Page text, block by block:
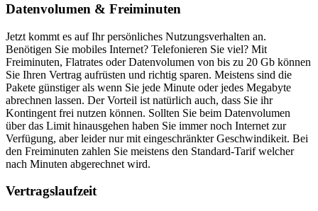
Datenvolumen & Freiminuten
Jetzt kommt es auf Ihr persönliches Nutzungsverhalten an.
Benötigen Sie mobiles Internet? Telefonieren Sie viel? Mit
Freiminuten, Flatrates oder Datenvolumen von bis zu 20 Gb können
Sie Ihren Vertrag aufrüsten und richtig sparen. Meistens sind die
Pakete günstiger als wenn Sie jede Minute oder jedes Megabyte
abrechnen lassen. Der Vorteil ist natürlich auch, dass Sie ihr
Kontingent frei nutzen können. Sollten Sie beim Datenvolumen
über das Limit hinausgehen haben Sie immer noch Internet zur
Verfügung, aber leider nur mit eingeschränkter Geschwindikeit. Bei
den Freiminuten zahlen Sie meistens den Standard-Tarif welcher
nach Minuten abgerechnet wird.
Vertragslaufzeit